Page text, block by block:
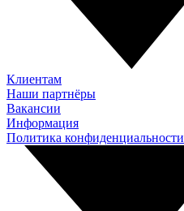
Клиентам
Наши партнёры
Вакансии
Информация
Политика конфиденциальности